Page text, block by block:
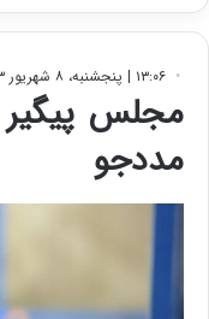
۱۳:۰۶ | پنجشنبه، ۸ شهریور ۱۴۰۳
مددجو